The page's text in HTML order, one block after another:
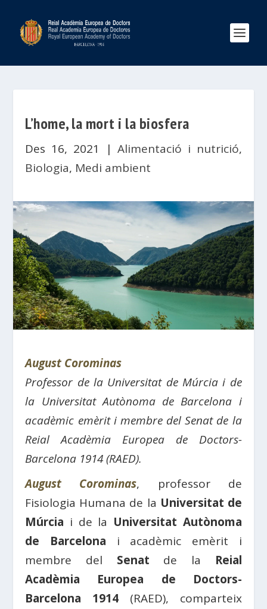
L’home, la mort i la biosfera
Des 16, 2021 |Alimentació i nutrició,
Biologia, Medi ambient
August Corominas
Professor de la Universitat de Múrcia i de
la Universitat Autònoma de Barcelona i
acadèmic emèrit i membre del Senat de la
Reial Acadèmia Europea de Doctors-
Barcelona 1914 (RAED).
August Corominas, professor de
Fisiologia Humana de la Universitat de
Múrcia i de la Universitat Autònoma
de Barcelona i acadèmic emèrit i
membre del Senat de la Reial
Acadèmia Europea de Doctors-
Barcelona 1914 (RAED), comparteix